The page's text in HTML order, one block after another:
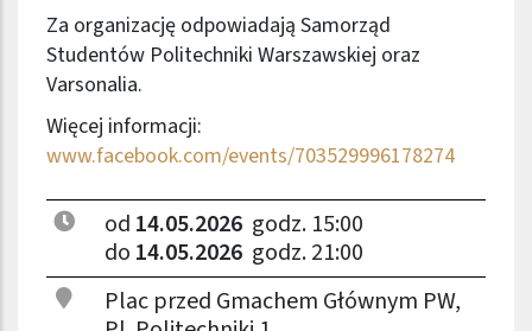
od 14.05.2026 godz. 15:00
do 14.05.2026 godz. 21:00
Plac przed Gmachem Głównym PW,
Za organizację odpowiadają Samorząd
Studentów Politechniki Warszawskiej oraz
Varsonalia.
Więcej informacji:
www.facebook.com/events/703529996178274